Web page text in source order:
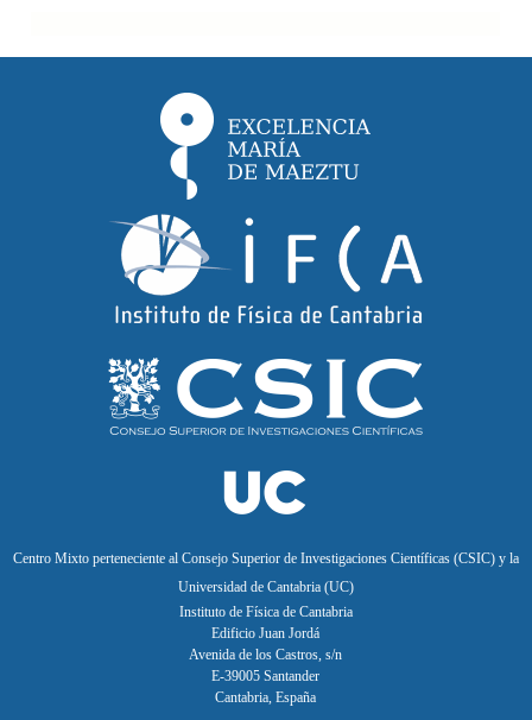
Centro Mixto perteneciente al Consejo Superior de Investigaciones Científicas (CSIC) y la
Universidad de Cantabria (UC)
Instituto de Física de Cantabria
Edificio Juan Jordá
Avenida de los Castros, s/n
E-39005 Santander
Cantabria, España